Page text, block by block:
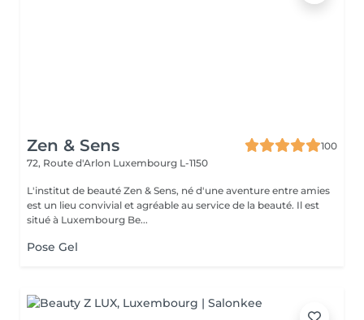
Zen & Sens
100
72, Route d'Arlon Luxembourg L-1150
L'institut de beauté Zen & Sens, né d'une aventure entre amies
est un lieu convivial et agréable au service de la beauté. Il est
situé à Luxembourg Be...
Pose Gel